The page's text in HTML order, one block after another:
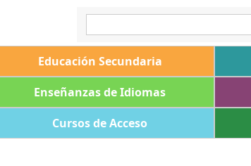
Educación Secundaria
Enseñanzas de Idiomas
Cursos de Acceso